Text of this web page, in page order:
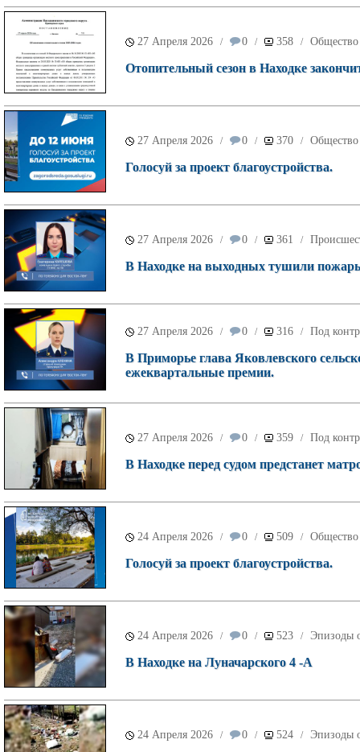
27 Апреля 2026 / 0 / 358 / Общество
Отопительный сезон в Находке
27 Апреля 2026 / 0 / 370 / Общество
Голосуй за проект благоустройства.
27 Апреля 2026 / 0 / 361 /
В Находке на выходных тушили
27 Апреля 2026 / 0 / 316 / Под
В Приморье глава Яковлевского
ежеквартальные премии.
27 Апреля 2026 / 0 / 359 / Под
В Находке перед судом предстанет
24 Апреля 2026 / 0 / 509 / Общество
Голосуй за проект благоустройства.
24 Апреля 2026 / 0 / 523 / Эпизоды
В Находке на Луначарского 4 -А
24 Апреля 2026 / 0 / 524 / Эпизоды